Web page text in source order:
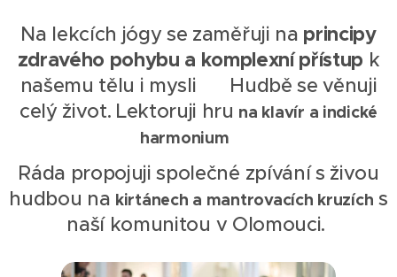
Na lekcích jógy se zaměřuji na principy
zdravého pohybu a komplexní přístup k
našemu tělu i mysli ✨ Hudbě se věnuji
celý život. Lektoruji hru na klavír a indické
harmonium
Ráda propojuji společné zpívání s živou
hudbou na kirtánech a mantrovacích kruzích s
naší komunitou v Olomouci.